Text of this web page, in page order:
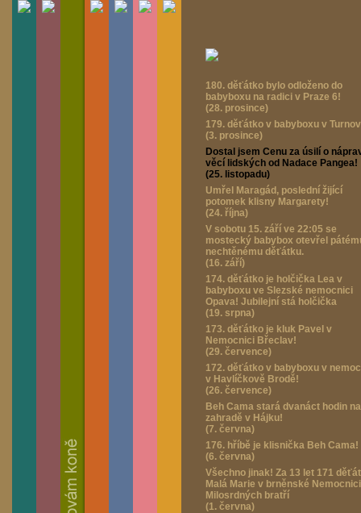
180. děťátko bylo odloženo do
babyboxu na radici v Praze 6!
(28. prosince)
179. děťátko v babyboxu v
(3. prosince)
Dostal jsem Cenu za úsilí o
věcí lidských od Nadace Pangea!
(25. listopadu)
Umřel Maragád, poslední žijící
potomek klisny Margarety!
(24. října)
V sobotu 15. září ve 22:05 se
mostecký babybox otevřel
nechtěnému děťátku.
(16. září)
174. děťátko je holčička Lea v
babyboxu ve Slezské nemocnici
Opava! Jubilejní stá holčička
(19. srpna)
173. děťátko je kluk Pavel v
Nemocnici Břeclav!
(29. července)
172. děťátko v babyboxu v
v Havlíčkově Brodě!
(26. července)
Beh Cama stará dvanáct hodin na
zahradě v Hájku!
(7. června)
176. hříbě je klisnička Beh Cama!
(6. června)
Všechno jinak! Za 13 let 171
Malá Marie v brněnské Nemocnici
Milosrdných bratří
(1. června)